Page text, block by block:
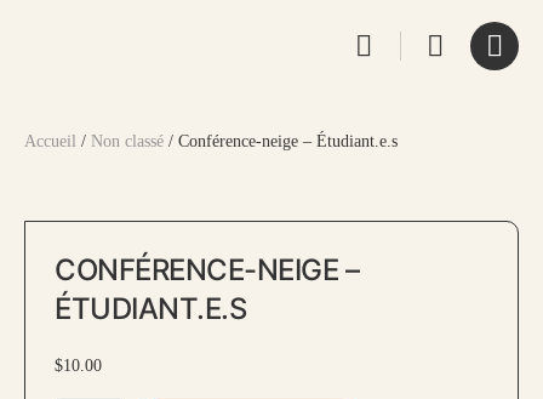
Accueil / Non classé / Conférence-neige – Étudiant.e.s
CONFÉRENCE-NEIGE –
ÉTUDIANT.E.S
$10.00